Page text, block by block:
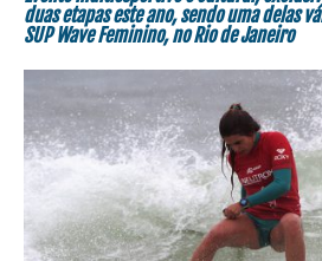
duas etapas este ano, sendo uma delas
SUP Wave Feminino, no Rio de Janeiro